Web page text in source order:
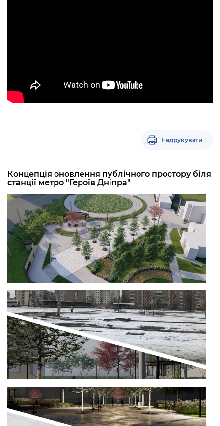
Надрукувати
Концепція оновлення публічного простору біля
станції метро "Героїв Дніпра"